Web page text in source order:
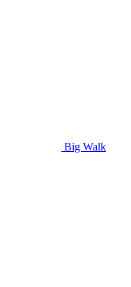
Big Walk